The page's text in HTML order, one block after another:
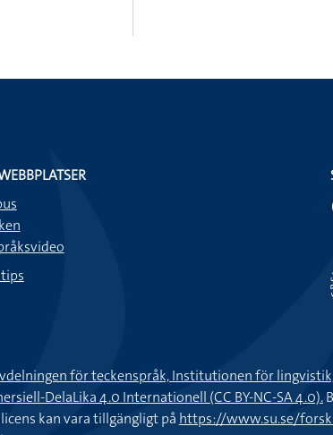
för teckenspråk, Institutionen för
DelaLika 4.0 Internationell (CC BY-NC-SA 4.0).
kan vara tillgängligt på https://www.su.se/